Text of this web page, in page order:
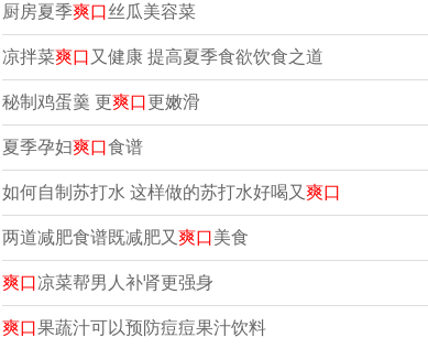
厨房夏季爽口丝瓜美容菜
凉拌菜爽口 又健康 提高夏季食欲饮食之道
秘制鸡蛋羹 更爽口更嫩滑
夏季孕妇爽口食谱
如何自制苏打水 这样做的苏打水好喝又 爽口
两道减肥食谱既减肥又 爽口美食
爽口凉菜帮男人补肾更强身
爽口果蔬汁可以预防痘痘果汁饮料